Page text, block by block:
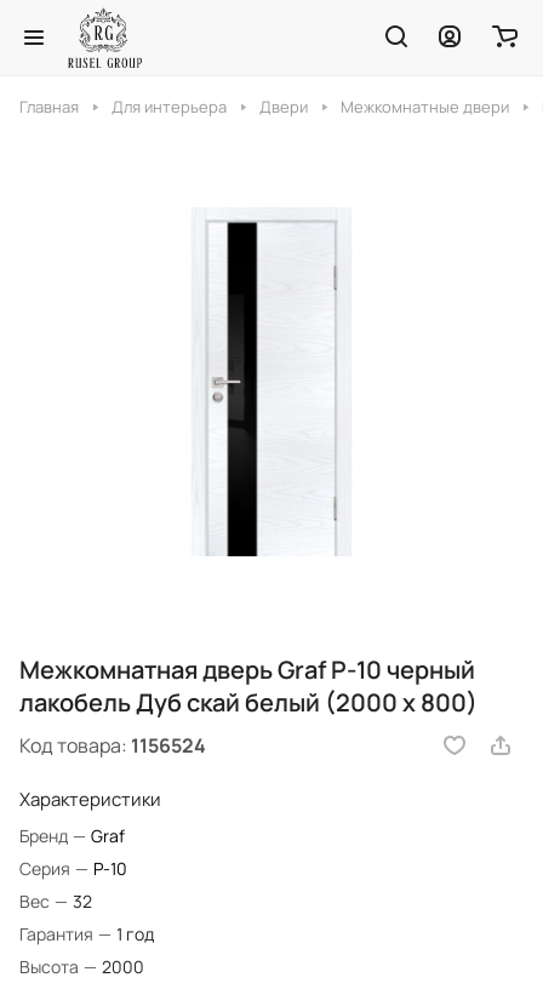
Главная Для интерьера Двери Межкомнатные двери
Межкомнатная дверь Graf P-10 черный
лакобель Дуб скай белый (2000 х 800)
Код товара: 1156524
Характеристики
Бренд — Graf
Серия — P-10
Вес — 32
Гарантия — 1 год
Высота — 2000